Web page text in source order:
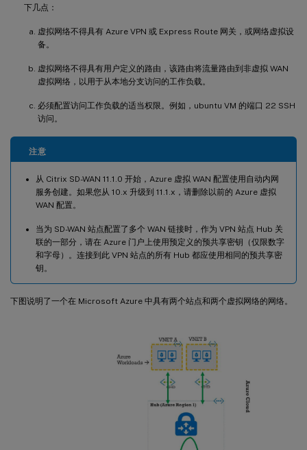
下几点：
虚拟网络不得具有 Azure VPN 或 Express Route 网关，或网络虚拟设
备。
虚拟网络不得具有用户定义的路由，该路由将流量路由到非虚拟 WAN
虚拟网络，以用于从本地分支访问的工作负载。
必须配置访问工作负载的适当权限。例如，ubuntu VM 的端口 22 SSH
访问。
注意
从 Citrix SD-WAN 11.1.0 开始，Azure 虚拟 WAN 配置使用自动内网
服务创建。如果您从 10.x 升级到 11.1.x，请删除以前的 Azure 虚拟
WAN 配置。
当为 SD-WAN 站点配置了多个 WAN 链接时，作为 VPN 站点 Hub 关
联的一部分，请在 Azure 门户上使用预定义的预共享密钥（仅限数字
和字母）。连接到此 VPN 站点的所有 Hub 都应使用相同的预共享密
钥。
下图说明了一个在 Microsoft Azure 中具有两个站点和两个虚拟网络的网络。